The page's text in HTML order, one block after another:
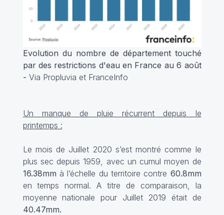
Evolution du nombre de département touché
par des restrictions d'eau en France au 6 août
- Via Propluvia et FranceInfo
Un manque de pluie récurrent depuis le
printemps :
Le mois de Juillet 2020 s’est montré comme le
plus sec depuis 1959, avec un cumul moyen de
16.38mm à l’échelle du territoire contre 60.8mm
en temps normal. A titre de comparaison, la
moyenne nationale pour Juillet 2019 était de
40.47mm.